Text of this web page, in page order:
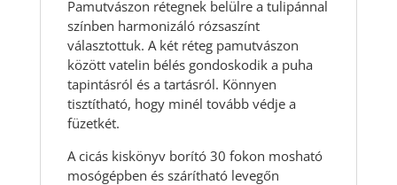
Pamutvászon rétegnek belülre a tulipánnal
színben harmonizáló rózsaszínt
választottuk. A két réteg pamutvászon
között vatelin bélés gondoskodik a puha
tapintásról és a tartásról. Könnyen
tisztítható, hogy minél tovább védje a
füzetkét.
A cicás kiskönyv borító 30 fokon mosható
mosógépben és szárítható levegőn